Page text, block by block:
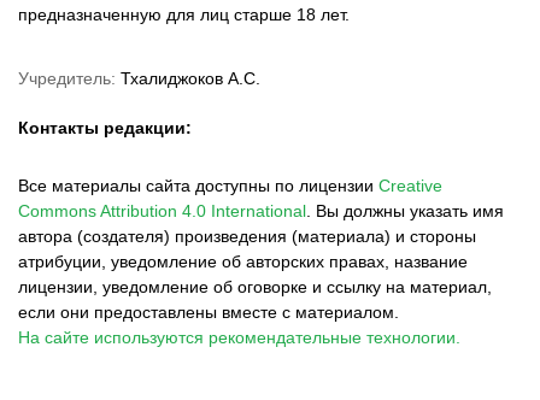
предназначенную для лиц старше 18 лет.
Учредитель: Тхалиджоков А.С.
Контакты редакции:
Все материалы сайта доступны по лицензии Creative
Commons Attribution 4.0 International Вы должны указать имя
автора (создателя) произведения (материала) и стороны
атрибуции, уведомление об авторских правах, название
лицензии, уведомление об оговорке и ссылку на материал,
если они предоставлены вместе с материалом.
На сайте используются рекомендательные технологии.